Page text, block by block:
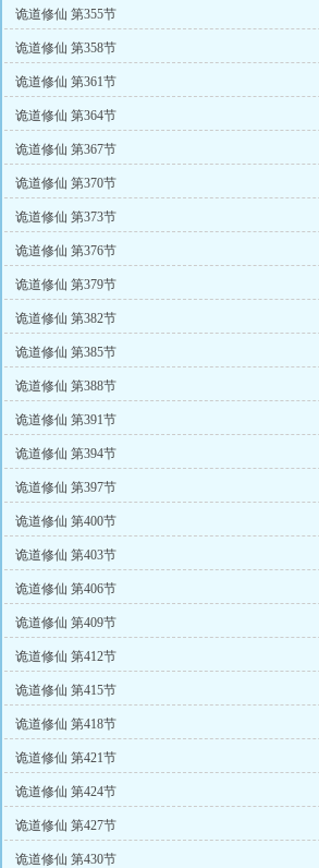
诡道修仙 第355节
诡道修仙 第358节
诡道修仙 第361节
诡道修仙 第364节
诡道修仙 第367节
诡道修仙 第370节
诡道修仙 第373节
诡道修仙 第376节
诡道修仙 第379节
诡道修仙 第382节
诡道修仙 第385节
诡道修仙 第388节
诡道修仙 第391节
诡道修仙 第394节
诡道修仙 第397节
诡道修仙 第400节
诡道修仙 第403节
诡道修仙 第406节
诡道修仙 第409节
诡道修仙 第412节
诡道修仙 第415节
诡道修仙 第418节
诡道修仙 第421节
诡道修仙 第424节
诡道修仙 第427节
诡道修仙 第430节